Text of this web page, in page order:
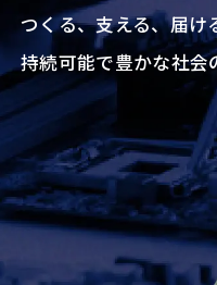
つくる、支える、届け
持続可能で豊かな社会